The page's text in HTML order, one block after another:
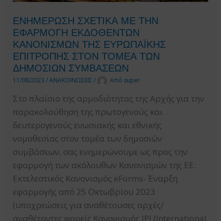
Η
ΠΕΡΙΦΕΡΕΙΑΚΟΥ
ΤΥΠΟΥ
ΓΙΑ
ΤΗ
ΔΙΑΚΗΡΥΞΗΣ
ΔΙΑΓΩΝΙΣΤΙΚΩΝ
ΔΙΑΔΙΚΑΣΙΩΝ
ΕΝΗΜΕΡΩΣΗ ΣΧΕΤΙΚΑ ΜΕ ΤΗΝ
ΕΦΑΡΜΟΓΗ ΕΚΔΟΘΕΝΤΩΝ
ΚΑΝΟΝΙΣΜΩΝ ΤΗΣ ΕΥΡΩΠΑΪΚΗΣ
ΕΠΙΤΡΟΠΗΣ ΣΤΟΝ ΤΟΜΕΑ ΤΩΝ
ΔΗΜΟΣΙΩΝ ΣΥΜΒΑΣΕΩΝ
11/08/2023/ΑΝΑΚΟΙΝΩΣΕΙΣ / Από super
Στο πλαίσιο της αρμοδιότητας της Αρχής για την
παρακολούθηση της πρωτογενούς και
δευτερογενούς ενωσιακής και εθνικής
νομοθεσίας στον τομέα των δημοσιών
συμβάσεων, σας ενημερώνουμε ως προς την
εφαρμογή των ακόλουθων Κανονισμών της ΕΕ:
Εκτελεστικός Κανονισμός eForms- Έναρξη
εφαρμογής από 25 Οκτωβρίου 2023
(υποχρεώσεις για αναθέτουσες αρχές/
αναθέτοντες φορείς Κανονισμός IPI (International